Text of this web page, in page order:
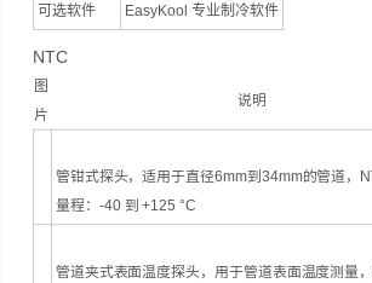
可选软件 EasyKool 专业制冷软件
NTC
图
片
说明
管钳式探头，适用于直径6mm到34mm的管道，
量程：-40 到 +125 °C
管道夹式表面温度探头，用于管道表面温度测量